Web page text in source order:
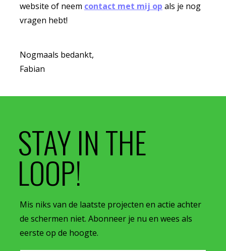
website of neem contact met mij op als je nog
vragen hebt!
Nogmaals bedankt,
Fabian
STAY IN THE
LOOP!
Mis niks van de laatste projecten en actie achter
de schermen niet. Abonneer je nu en wees als
eerste op de hoogte.